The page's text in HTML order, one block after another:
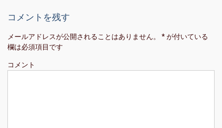
ゲ
ー
シ
ョ
コメントを残す
メールアドレスが公開されることはありません。 *が付いている
欄は必須項目です
コメント